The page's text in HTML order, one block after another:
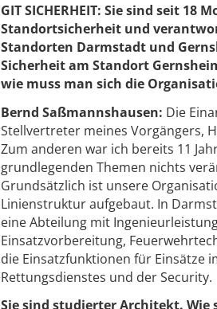
GIT SICHERHEIT: Sie sind seit
Standortsicherheit und
Standorten Darmstadt und
Sicherheit am Standort
wie muss man sich die
Bernd Saßmannshausen: Die
Stellvertreter meines Vorgängers,
Zum anderen war ich bereits 11
grundlegenden Themen nichts
Grundsätzlich ist unsere
Linienstruktur aufgebaut. In
eine Abteilung mit
Einsatzvorbereitung,
die Einsatzfunktionen für Einsätze
Rettungsdienstes und der Security.
Sie sind studierter Architekt. Wie